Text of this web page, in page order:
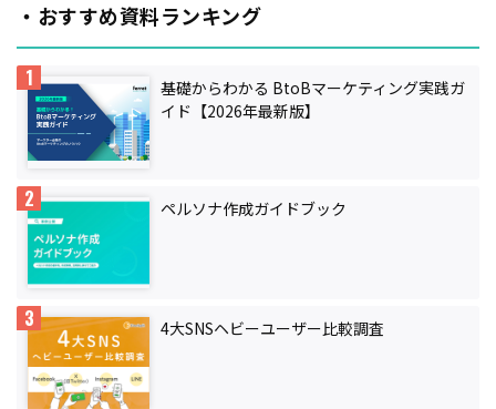
・おすすめ資料ランキング
基礎からわかる BtoBマーケティング実践ガ
イド【2026年最新版】
ペルソナ作成ガイドブック
4大SNSヘビーユーザー比較調査